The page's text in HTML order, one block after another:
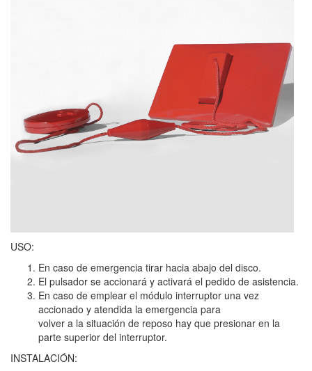
USO:
En caso de emergencia tirar hacia abajo del disco.
El pulsador se accionará y activará el pedido de asistencia.
En caso de emplear el módulo interruptor una vez
accionado y atendida la emergencia para
volver a la situación de reposo hay que presionar en la
parte superior del interruptor.
INSTALACIÓN: